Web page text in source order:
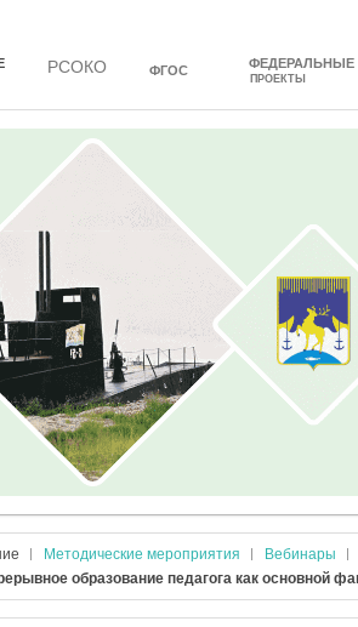
РСОКО ФГОС ФЕДЕРАЛЬНЫЕ
ПРОЕКТЫ
Методические мероприятия
Вебинары
образование педагога как основной